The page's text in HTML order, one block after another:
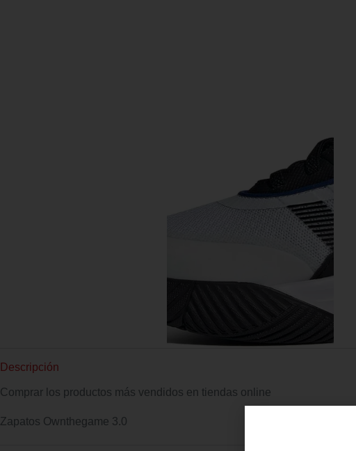
Descripción
Comprar los productos más vendidos en tiendas online
Zapatos Ownthegame 3.0